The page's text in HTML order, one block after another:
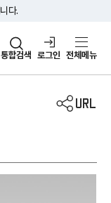
가기
기
다.
통합검색 로그인 전체메뉴